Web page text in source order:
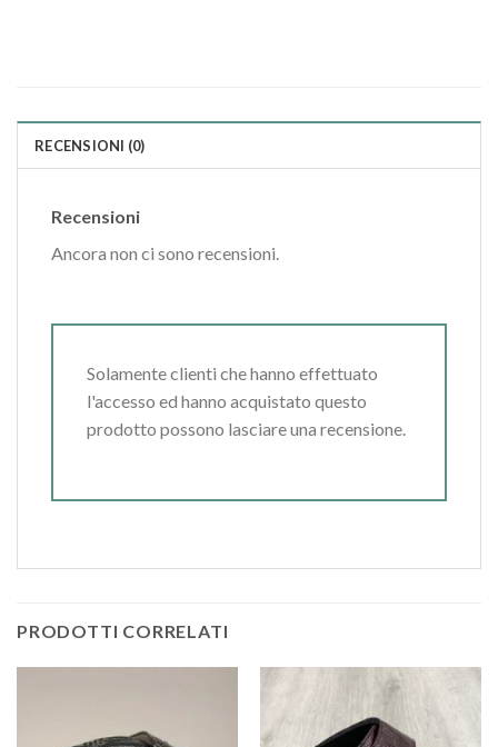
RECENSIONI (0)
Recensioni
Ancora non ci sono recensioni.
Solamente clienti che hanno effettuato
l'accesso ed hanno acquistato questo
prodotto possono lasciare una recensione.
PRODOTTI CORRELATI